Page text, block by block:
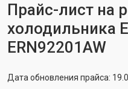
Прайс-лист на
холодильника
ERN92201AW
Дата обновления прайса: